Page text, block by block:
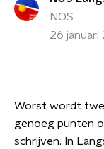
NOS
26
Worst wordt
genoeg punten
schrijven. In